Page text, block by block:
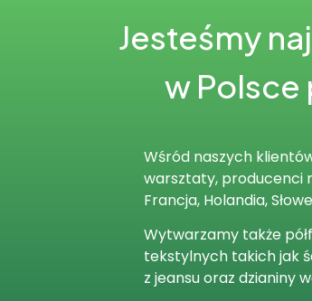
Jesteśmy
w
Wśród naszych
warsztaty, producenci
Francja, Holandia,
Wytwarzamy także
tekstylnych takich jak
z jeansu oraz dzianiny